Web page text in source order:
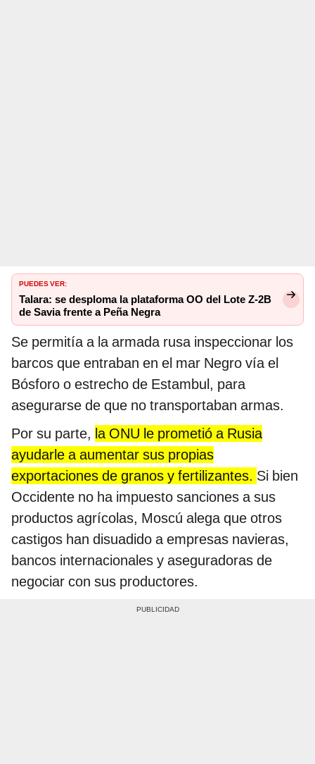
PUEDES VER:
Talara: se desploma la plataforma OO del Lote Z-2B
de Savia frente a Peña Negra
Se permitía a la armada rusa inspeccionar los
barcos que entraban en el mar Negro vía el
Bósforo o estrecho de Estambul, para
asegurarse de que no transportaban armas.
Por su parte, la ONU le prometió a Rusia
ayudarle a aumentar sus propias
exportaciones de granos y fertilizantes. Si bien
Occidente no ha impuesto sanciones a sus
productos agrícolas, Moscú alega que otros
castigos han disuadido a empresas navieras,
bancos internacionales y aseguradoras de
negociar con sus productores.